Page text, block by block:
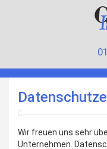
Wir freuen uns sehr
Unternehmen.